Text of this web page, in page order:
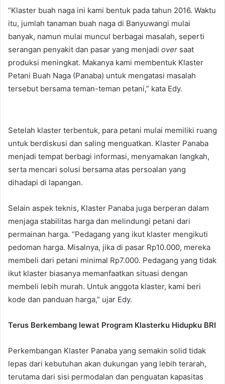
“Klaster buah naga ini kami bentuk pada tahun 2016. Waktu
itu, jumlah tanaman buah naga di Banyuwangi mulai
banyak, namun mulai muncul berbagai masalah, seperti
serangan penyakit dan pasar yang menjadi over saat
produksi meningkat. Makanya kami membentuk Klaster
Petani Buah Naga (Panaba) untuk mengatasi masalah
tersebut bersama teman-teman petani,” kata Edy.
Setelah klaster terbentuk, para petani mulai memiliki ruang
untuk berdiskusi dan saling menguatkan. Klaster Panaba
menjadi tempat berbagi informasi, menyamakan langkah,
serta mencari solusi bersama atas persoalan yang
dihadapi di lapangan.
Selain aspek teknis, Klaster Panaba juga berperan dalam
menjaga stabilitas harga dan melindungi petani dari
permainan harga. “Pedagang yang ikut klaster mengikuti
pedoman harga. Misalnya, jika di pasar Rp10.000, mereka
membeli dari petani minimal Rp7.000. Pedagang yang tidak
ikut klaster biasanya memanfaatkan situasi dengan
membeli lebih murah. Untuk anggota klaster, kami beri
kode dan panduan harga,” ujar Edy.
Terus Berkembang lewat Program Klasterku Hidupku BRI
Perkembangan Klaster Panaba yang semakin solid tidak
lepas dari kebutuhan akan dukungan yang lebih terarah,
terutama dari sisi permodalan dan penguatan kapasitas